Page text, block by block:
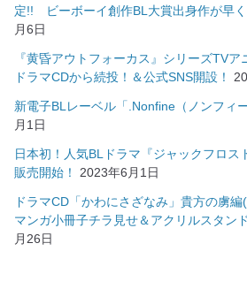
定!! ビーボーイ創作BL大賞出身作が早く
月6日
『黄昏アウトフォーカス』シリーズTV
ドラマCDから続投！＆公式SNS開設！
新電子BLレーベル「.Nonfine（ノンフィ
月1日
日本初！人気BLドラマ『ジャックフロス
販売開始！
2023年6月1日
ドラマCD「かわにさざなみ」貴方の虜
マンガ小冊子チラ見せ＆アクリルスタン
月26日